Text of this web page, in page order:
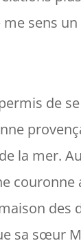
sens
de
la mer.
sa sœur